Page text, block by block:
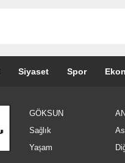
Siyaset Spor
GÖKSUN
Sağlık
Yaşam